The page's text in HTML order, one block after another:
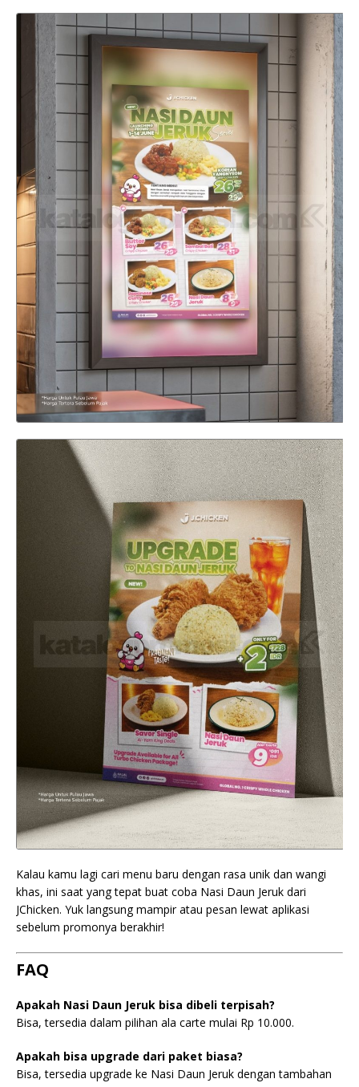
Kalau kamu lagi cari menu baru dengan rasa unik dan wangi
khas, ini saat yang tepat buat coba Nasi Daun Jeruk dari
JChicken. Yuk langsung mampir atau pesan lewat aplikasi
sebelum promonya berakhir!
FAQ
Apakah Nasi Daun Jeruk bisa dibeli terpisah?
Bisa, tersedia dalam pilihan ala carte mulai Rp 10.000.
Apakah bisa upgrade dari paket biasa?
Bisa, tersedia upgrade ke Nasi Daun Jeruk dengan tambahan